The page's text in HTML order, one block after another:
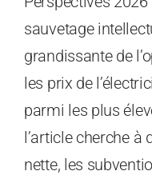
sauvetage
grandissante de
les prix de
parmi les plus
l’article cherche
nette, les